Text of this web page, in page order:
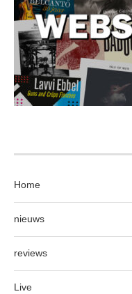
Home
nieuws
reviews
Live